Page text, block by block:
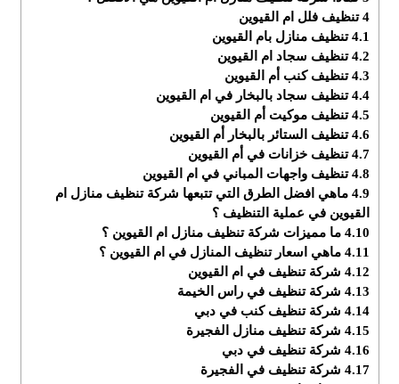
4تنظيف فلل ام القيوين
4.1تنظيف منازل بام القيوين
4.2تنظيف سجاد ام القيوين
4.3تنظيف كنب أم القيوين
4.4تنظيف سجاد بالبخار في ام القيوين
4.5تنظيف موكيت أم القيوين
4.6تنظيف الستائر بالبخار أم القيوين
4.7تنظيف خزانات في أم القيوين
4.8تنظيف واجهات المباني في ام القيوين
4.9 ماهي افضل الطرق التي تتبعها شركة تنظيف منازل ام
القيوين في عملية التنظيف ؟
4.10 ما مميزات شركة تنظيف منازل ام القيوين ؟
4.11 ماهي اسعار تنظيف المنازل في ام القيوين ؟
4.12 شركة تنظيف في ام القيوين
4.13 شركة تنظيف في راس الخيمة
4.14 شركة تنظيف كنب في دبي
4.15 شركة تنظيف منازل الفجيرة
4.16 شركة تنظيف في دبي
4.17 شركة تنظيف في الفجيرة